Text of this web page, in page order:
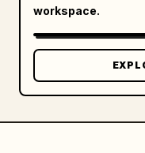
workspace.